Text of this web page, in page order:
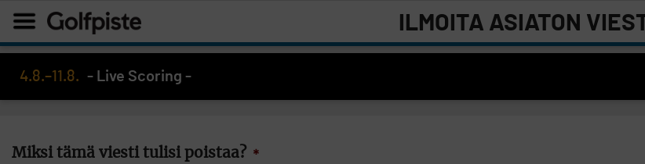
ILMOITA ASIATON
4.8.–11.8. - Live Scoring -
Miksi tämä viesti tulisi poistaa? *